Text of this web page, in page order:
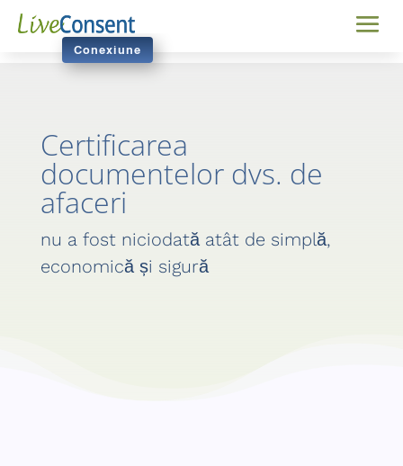
Conexiune
Certificarea
documentelor dvs. de
afaceri
nu a fost niciodată atât de simplă,
economică și sigură